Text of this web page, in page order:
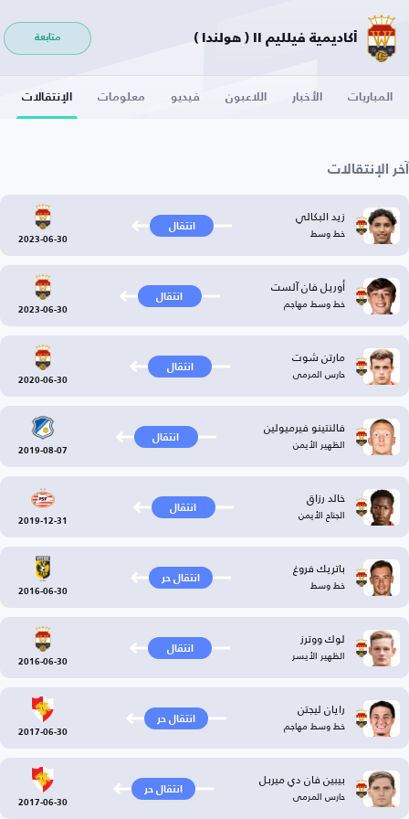
أكاديمية فيلليم II ( هولندا ) متابعة
المباريات الأخبار اللاعبون فيديو معلومات الإنتقالات
آخر الإنتقالات
زيد البكالي
خط وسط انتقال
2023-06-30
أوريل فان آلست
خط وسط مهاجم انتقال
2023-06-30
مارتن شوت
حارس المرمى انتقال
2020-06-30
فالنتينو فيرميولين
الظهير الأيمن انتقال
2019-08-07
خالد رزاق
الجناح الأيمن انتقال
2019-12-31
باتريك فروغ
خط وسط انتقال حر
2016-06-30
لوك ووترز
الظهير الأيسر انتقال
2016-06-30
رايان ليجتن
خط وسط مهاجم انتقال حر
2017-06-30
بيبين فان دي ميربل
حارس المرمى انتقال حر
2017-06-30